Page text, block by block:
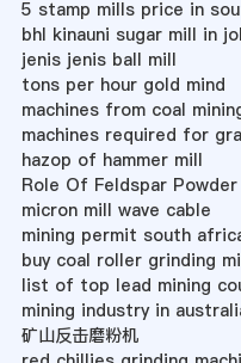
5 stamp mills price in
bhl kinauni sugar mill in
jenis jenis ball mill
tons per hour gold mind
machines from coal
machines required for
hazop of hammer mill
Role Of Feldspar
micron mill wave cable
mining permit south
buy coal roller grinding
list of top lead mining
mining industry in
矿山反击磨粉机